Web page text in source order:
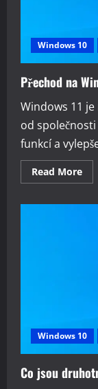
Windows 10
Přechod na
Windows 11
od
funkcí a
Read MoreRead
Windows 10
Co jsou